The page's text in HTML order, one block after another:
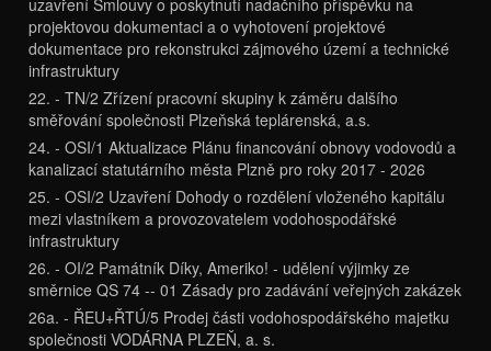
projektovou dokumentaci a o vyhotovení projektové
dokumentace pro rekonstrukci zájmového území a technické
infrastruktury
22. - TN/2 Zřízení pracovní skupiny k záměru dalšího
směřování společnosti Plzeňská teplárenská, a.s.
24. - OSI/1 Aktualizace Plánu financování obnovy vodovodů a
kanalizací statutárního města Plzně pro roky 2017 - 2026
25. - OSI/2 Uzavření Dohody o rozdělení vloženého kapitálu
mezi vlastníkem a provozovatelem vodohospodářské
infrastruktury
26. - OI/2 Památník Díky, Ameriko! - udělení výjimky ze
směrnice QS 74 -- 01 Zásady pro zadávání veřejných zakázek
26a. - ŘEU+ŘTÚ/5 Prodej části vodohospodářského majetku
společnosti VODÁRNA PLZEŇ, a. s.